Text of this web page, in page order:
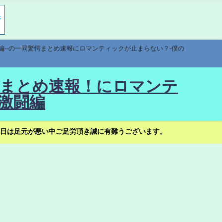
の一同驚愕まとめ速報にロマンティックが止まらない？-僕の
とめ速報！にロマンテ
闘編
足元が悪い中ご足労頂き誠に有難うございます。